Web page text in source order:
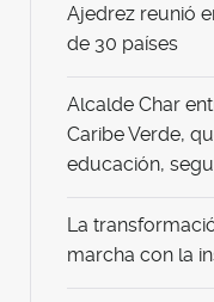
Ajedrez reunió
de 30 países
Alcalde Char
Caribe Verde,
educación,
La
marcha con la